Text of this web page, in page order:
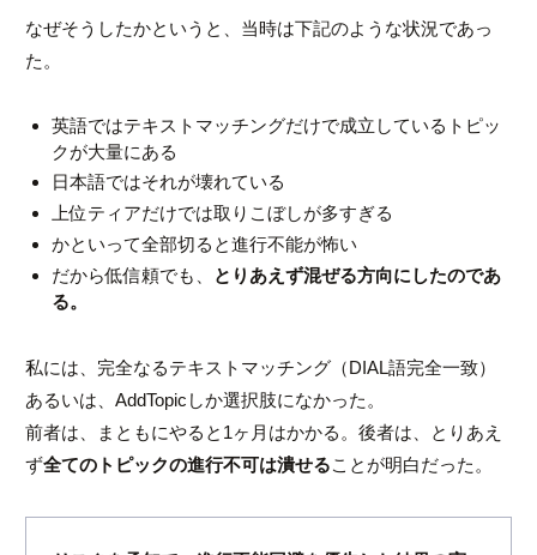
なぜそうしたかというと、当時は下記のような状況であっ
た。
英語ではテキストマッチングだけで成立しているトピッ
クが大量にある
日本語ではそれが壊れている
上位ティアだけでは取りこぼしが多すぎる
かといって全部切ると進行不能が怖い
だから低信頼でも、 とりあえず混ぜる方向にしたのであ
る。
私には、完全なるテキストマッチング（DIAL語完全一致）
あるいは、AddTopicしか選択肢になかった。
前者は、まともにやると1ヶ月はかかる。後者は、とりあえ
ず全てのトピックの進行不可は潰せることが明白だった。